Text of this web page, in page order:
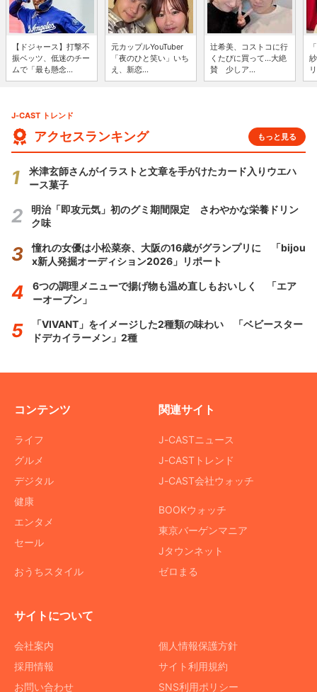
【ドジャース】打撃不
振ベッツ、低迷のチー
ムで「最も懸念...
元カップルYouTuber
「夜のひと笑い」いち
え、新恋...
辻希美、コストコに行
くたびに買って...大絶
賛 少しア...
J-CAST トレンド
アクセスランキング もっと見る
米津玄師さんがイラストと文章を手がけたカード入りウエハ
ース菓子
明治「即攻元気」初のグミ期間限定 さわやかな栄養ドリン
ク味
憧れの女優は小松菜奈、大阪の16歳がグランプリに 「bijou
x新人発掘オーディション2026」リポート
6つの調理メニューで揚げ物も温め直しもおいしく 「エア
ーオーブン」
「VIVANT」をイメージした2種類の味わい 「ベビースター
ドデカイラーメン」2種
コンテンツ
ライフ
グルメ
デジタル
健康
エンタメ
セール
おうちスタイル
関連サイト
J-CASTニュース
J-CASTトレンド
J-CAST会社ウォッチ
BOOKウォッチ
東京バーゲンマニア
Jタウンネット
ゼロまる
サイトについて
会社案内
採用情報
お問い合わせ
個人情報保護方針
サイト利用規約
SNS利用ポリシー